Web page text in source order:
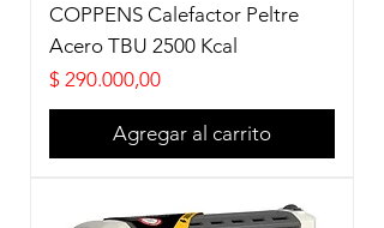
COPPENS Calefactor Peltre
Acero TBU 2500 Kcal
Precio
$ 290.000,00
Agregar al carrito